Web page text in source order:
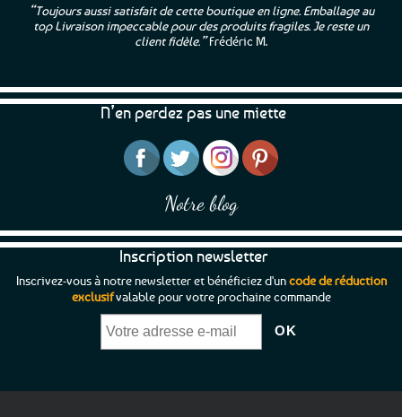
“Toujours aussi satisfait de cette boutique en ligne. Emballage au
top Livraison impeccable pour des produits fragiles. Je reste un
client fidèle.”Frédéric M.
N’en perdez pas une miette
Notre blog
Inscription newsletter
Inscrivez-vous à notre newsletter et bénéficiez d'uncode de réduction
exclusifvalable pour votre prochaine commande